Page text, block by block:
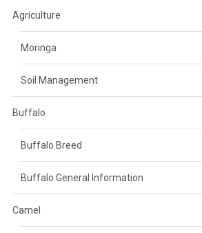
Agriculture
Moringa
Soil Management
Buffalo
Buffalo Breed
Buffalo General Information
Camel